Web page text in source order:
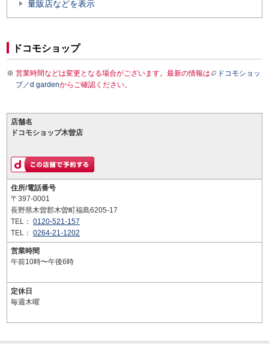
量販店などを表示
ドコモショップ
営業時間などは変更となる場合がございます。最新の情報は
ドコモショッ
プ／d gardenからご確認ください。
店舗名
ドコモショップ木曽店
住所/電話番号
〒397-0001
長野県木曽郡木曽町福島6205-17
TEL： 0120-521-157
TEL： 0264-21-1202
営業時間
午前10時〜午後6時
定休日
毎週木曜